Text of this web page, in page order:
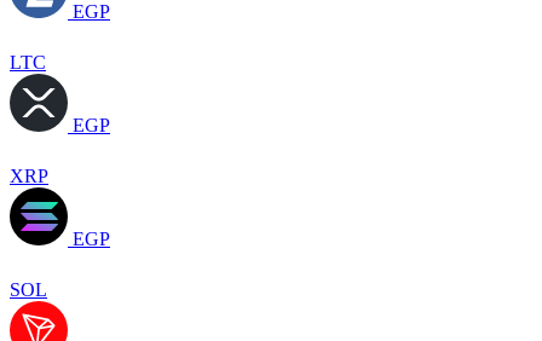
EGP
LTC
EGP
XRP
EGP
SOL